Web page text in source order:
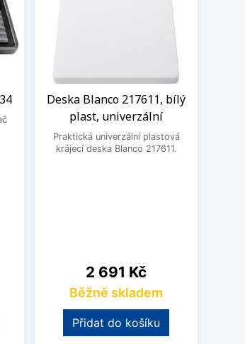
Deska Blanco 217611, bílý
plast, univerzální
Praktická univerzální plastová
krájecí deska Blanco 217611.
Cena
2 691 Kč
Běžně skladem
Přidat do košíku